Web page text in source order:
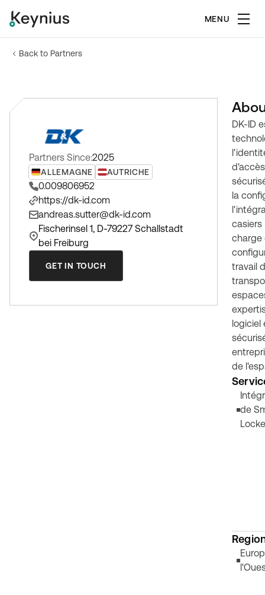
MENU
Back to Partners
Partners Since:2025
ALLEMAGNE AUTRICHE
0.009806952
https://dk-id.com
andreas.sutter@dk-id.com
Fischerinsel 1, D-79227 Schallstadt
bei Freiburg
GET IN TOUCH
DK-ID
la
casiers
charge
travail
logiciel
de
de